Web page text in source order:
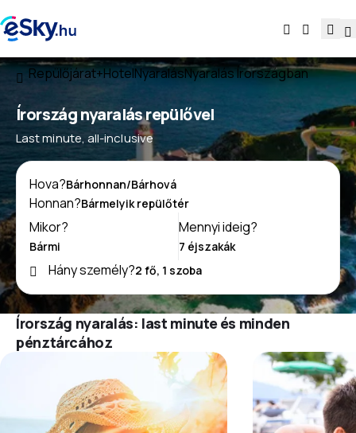
Repülőjárat+HotelNyaralásNyaralás Írországban
Írország nyaralás repülővel
Last minute, all-inclusive
Hova?
Honnan?
Mikor?
Mennyi ideig?
Hány személy?
Írország nyaralás: last minute és minden
pénztárcához